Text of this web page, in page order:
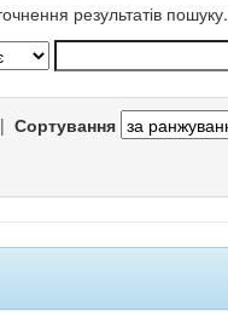
результатів пошуку.
| Сортування